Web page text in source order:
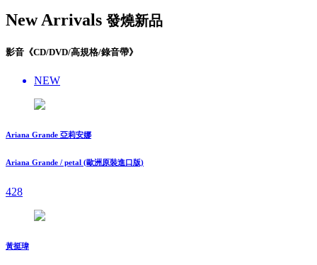
New Arrivals 發燒新品
影音《CD/DVD/高規格/錄音帶》
NEW
Ariana Grande 亞莉安娜
Ariana Grande / petal (歐洲原裝進口版)
428
黃挺瑋